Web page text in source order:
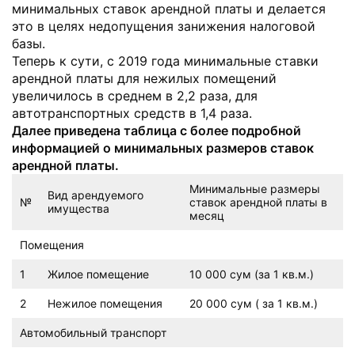
минимальных ставок арендной платы и делается
это в целях недопущения занижения налоговой
базы.
Теперь к сути, с 2019 года минимальные ставки
арендной платы для нежилых помещений
увеличилось в среднем в 2,2 раза, для
автотранспортных средств в 1,4 раза.
Далее приведена таблица с более подробной
информацией о минимальных размеров ставок
арендной платы.
№
Вид арендуемого
имущества
Минимальные размеры
ставок арендной платы в
месяц
Помещения
1 Жилое помещение 10 000 сум (за 1 кв.м.)
2 Нежилое помещения 20 000 сум ( за 1 кв.м.)
Автомобильный транспорт